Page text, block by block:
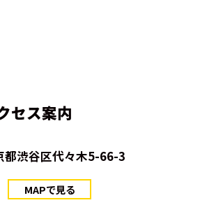
セス案内
都渋谷区代々木5-66-3
MAPで見る